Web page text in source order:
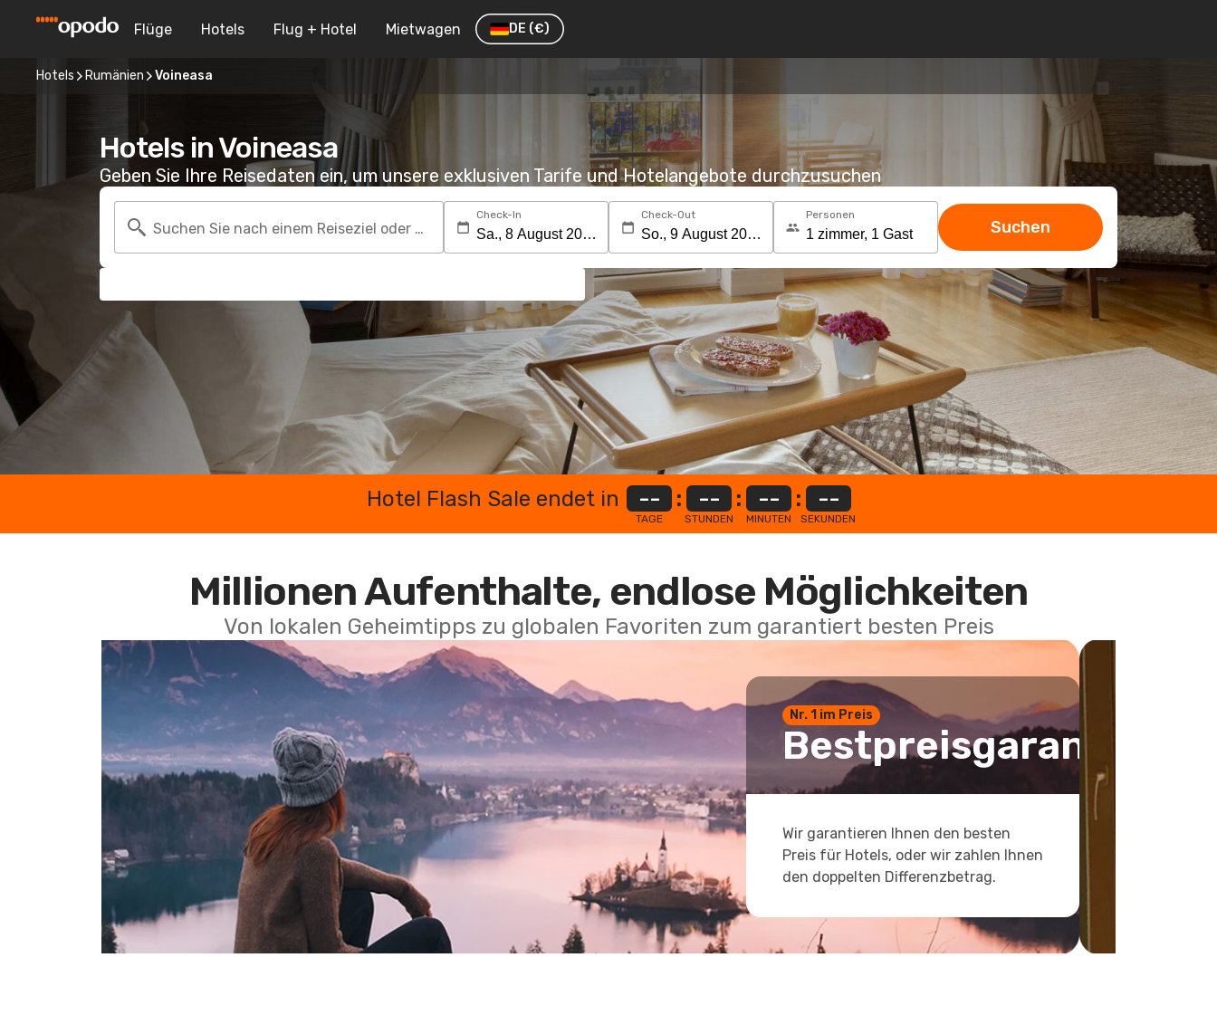
Flüge Hotels Flug + Hotel Mietwagen DE (€)
Hotels Rumänien Voineasa
Hotels in Voineasa
Geben Sie Ihre Reisedaten ein, um unsere exklusiven Tarife und Hotelangebote durchzusuchen
Suchen Sie nach einem Reiseziel oder Hotel
Check-In Check-Out Personen
Suchen
Hotel Flash Sale endet in --
TAGE
: --
STUNDEN
: --
MINUTEN
: --
SEKUNDEN
Millionen Aufenthalte, endlose Möglichkeiten
Von lokalen Geheimtipps zu globalen Favoriten zum garantiert besten Preis
Nr. 1 im Preis
Bestpreisgarantie
Wir garantieren Ihnen den besten
Preis für Hotels, oder wir zahlen Ihnen
den doppelten Differenzbetrag.